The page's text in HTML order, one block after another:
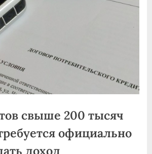
свыше 200 тысяч
официально
доход